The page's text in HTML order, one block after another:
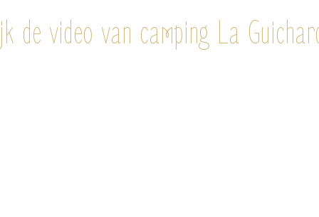
de video van camping La